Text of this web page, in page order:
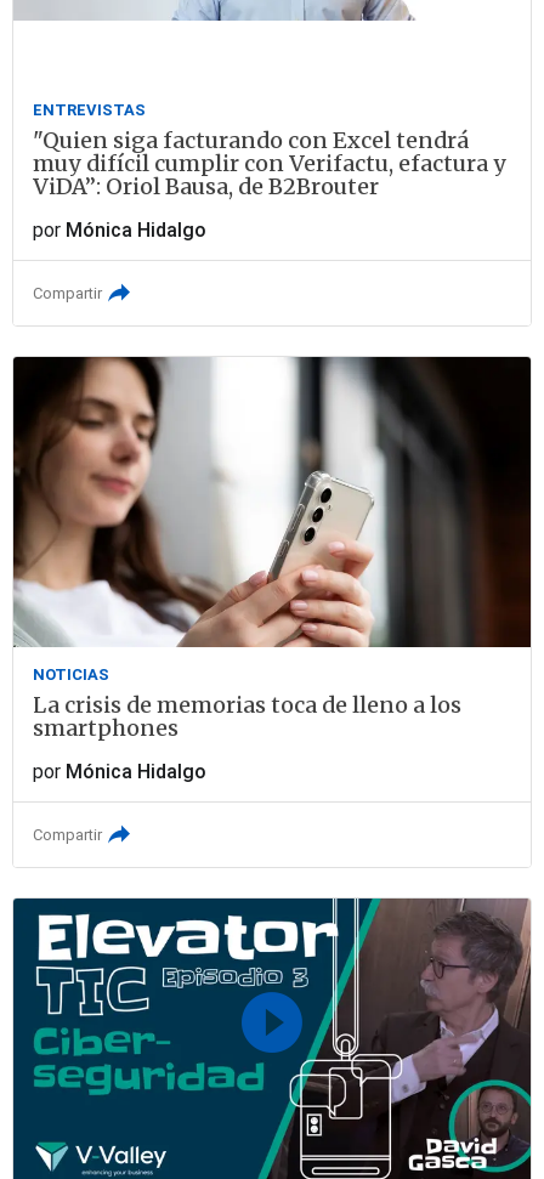
ENTREVISTAS
"Quien siga facturando con Excel tendrá
muy difícil cumplir con Verifactu, efactura y
ViDA”: Oriol Bausa, de B2Brouter
por Mónica Hidalgo
Compartir
NOTICIAS
La crisis de memorias toca de lleno a los
smartphones
por Mónica Hidalgo
Compartir